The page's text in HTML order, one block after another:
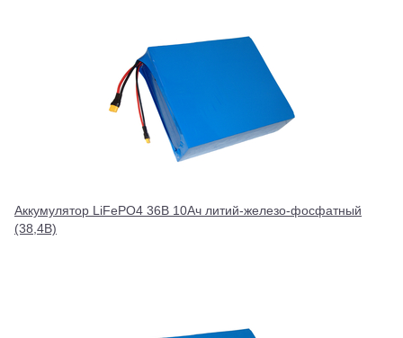
Аккумулятор LiFePO4 36В 10Ач литий-железо-фосфатный
(38,4В)